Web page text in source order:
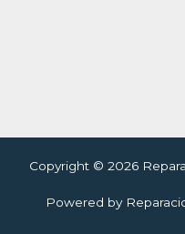
Copyright © 2026
Powered by